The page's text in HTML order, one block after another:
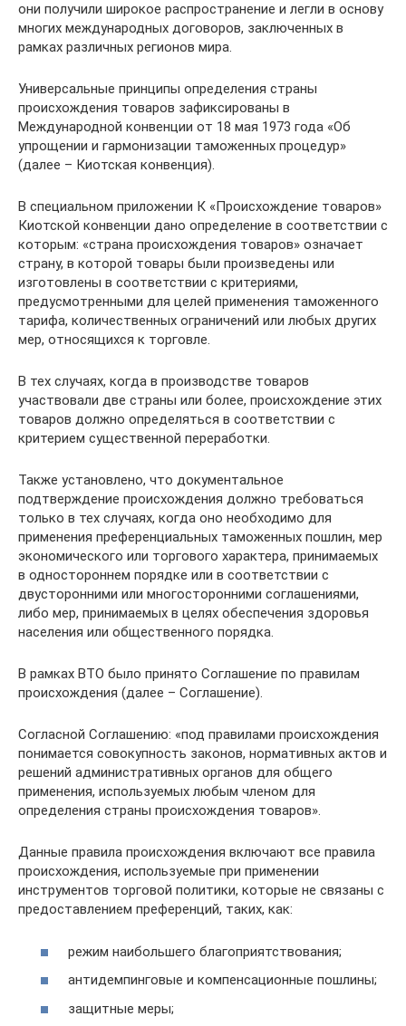
они получили широкое распространение и легли в основу
многих международных договоров, заключенных в
рамках различных регионов мира.
Универсальные принципы определения страны
происхождения товаров зафиксированы в
Международной конвенции от 18 мая 1973 года «Об
упрощении и гармонизации таможенных процедур»
(далее – Киотская конвенция).
В специальном приложении К «Происхождение товаров»
Киотской конвенции дано определение в соответствии с
которым: «страна происхождения товаров» означает
страну, в которой товары были произведены или
изготовлены в соответствии с критериями,
предусмотренными для целей применения таможенного
тарифа, количественных ограничений или любых других
мер, относящихся к торговле.
В тех случаях, когда в производстве товаров
участвовали две страны или более, происхождение этих
товаров должно определяться в соответствии с
критерием существенной переработки.
Также установлено, что документальное
подтверждение происхождения должно требоваться
только в тех случаях, когда оно необходимо для
применения преференциальных таможенных пошлин, мер
экономического или торгового характера, принимаемых
в одностороннем порядке или в соответствии с
двусторонними или многосторонними соглашениями,
либо мер, принимаемых в целях обеспечения здоровья
населения или общественного порядка.
В рамках ВТО было принято Соглашение по правилам
происхождения (далее – Соглашение).
Согласной Соглашению: «под правилами происхождения
понимается совокупность законов, нормативных актов и
решений административных органов для общего
применения, используемых любым членом для
определения страны происхождения товаров».
Данные правила происхождения включают все правила
происхождения, используемые при применении
инструментов торговой политики, которые не связаны с
предоставлением преференций, таких, как:
режим наибольшего благоприятствования;
антидемпинговые и компенсационные пошлины;
защитные меры;